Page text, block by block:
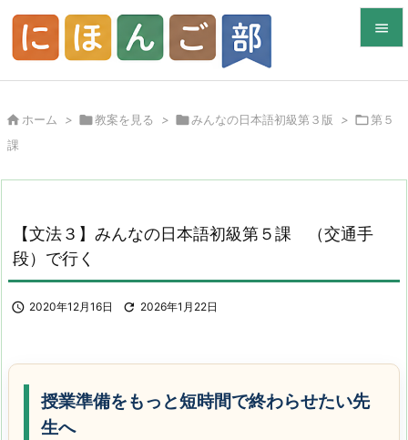

メニュ

前へ
 ホーム > 教案を見る > みんなの日本語初級第３版 > 第５
課
【文法３】みんなの日本語初級第５課 （交通手
段）で行く
 2020年12月16日  2026年1月22日
授業準備をもっと短時間で終わらせたい先
生へ